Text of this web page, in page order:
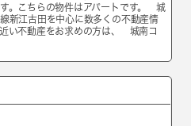
。こちらの物件はアパートです。 城
新江古田を中心に数多くの不動産情
い不動産をお求めの方は、 城南コ